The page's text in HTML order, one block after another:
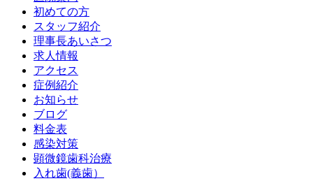
初めての方
スタッフ紹介
理事長あいさつ
求人情報
アクセス
症例紹介
お知らせ
ブログ
料金表
感染対策
顕微鏡歯科治療
入れ歯(義歯）